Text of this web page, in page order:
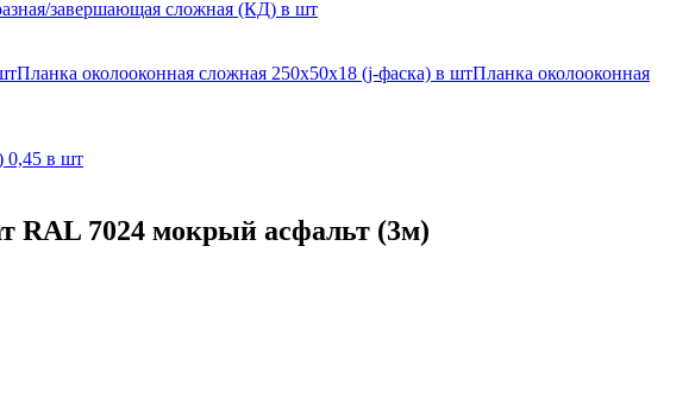
завершающая сложная (КД) в шт
Планка околооконная сложная 250х50х18 (j-фаска) в штПланка околооконная
0,45 в шт
RAL 7024 мокрый асфальт (3м)